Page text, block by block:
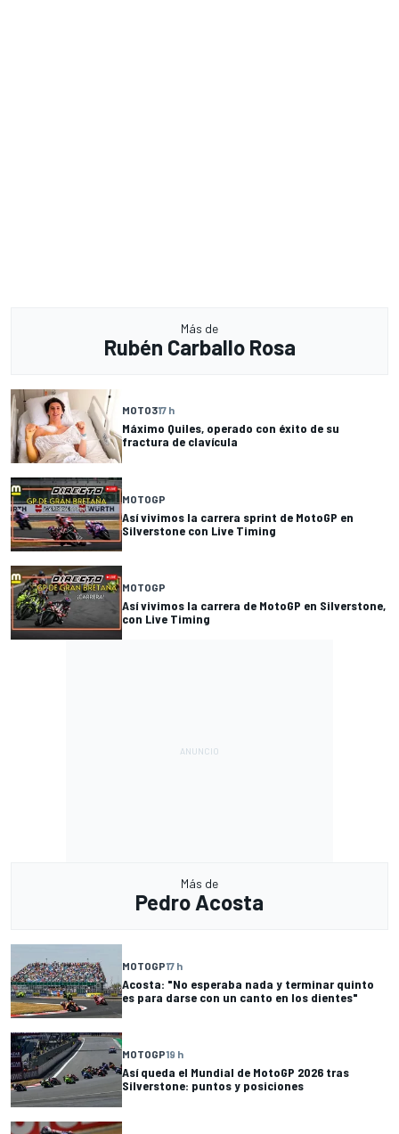
Más de
Rubén Carballo Rosa
MOTO317 h
Máximo Quiles, operado con éxito de su
fractura de clavícula
MOTOGP
Así vivimos la carrera sprint de MotoGP en
Silverstone con Live Timing
MOTOGP
Así vivimos la carrera de MotoGP en Silverstone,
con Live Timing
Más de
Pedro Acosta
MOTOGP17 h
Acosta: "No esperaba nada y terminar quinto
es para darse con un canto en los dientes"
MOTOGP19 h
Así queda el Mundial de MotoGP 2026 tras
Silverstone: puntos y posiciones